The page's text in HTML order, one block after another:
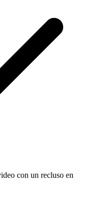
con un recluso en